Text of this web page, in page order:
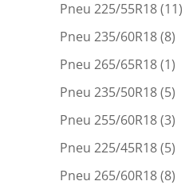
Pneu 225/55R18(11)
Pneu 235/60R18(8)
Pneu 265/65R18(1)
Pneu 235/50R18(5)
Pneu 255/60R18(3)
Pneu 225/45R18(5)
Pneu 265/60R18(8)